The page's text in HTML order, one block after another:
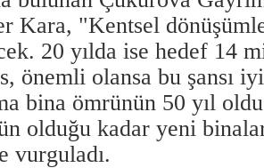
Kara, "Kentsel
20 yılda ise hedef 14
önemli olansa bu şansı
bina ömrünün 50 yıl
olduğu kadar yeni
vurguladı.